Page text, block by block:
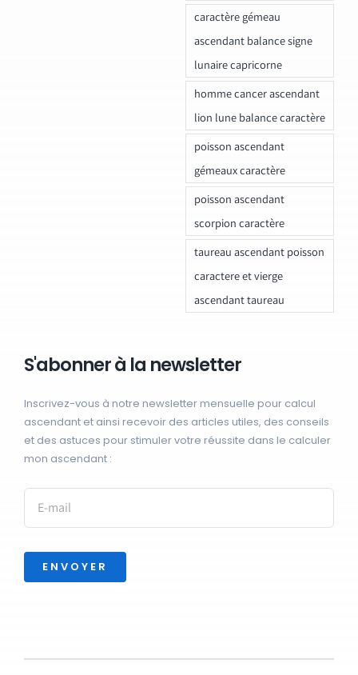
caractère gémeau
ascendant balance signe
lunaire capricorne
homme cancer ascendant
lion lune balance caractère
poisson ascendant
gémeaux caractère
poisson ascendant
scorpion caractère
taureau ascendant poisson
caractere et vierge
ascendant taureau
S'abonner à la newsletter
Inscrivez-vous à notre newsletter mensuelle pour calcul
ascendant et ainsi recevoir des articles utiles, des conseils
et des astuces pour stimuler votre réussite dans le calculer
mon ascendant :
ENVOYER